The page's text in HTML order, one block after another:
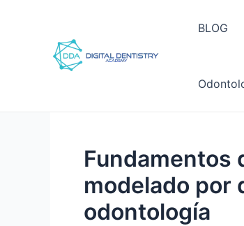
BLOG
Fundamentos
modelado por
odontología